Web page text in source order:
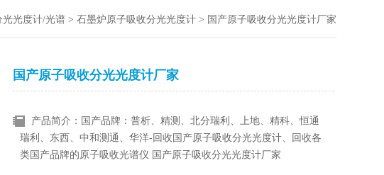
光光度计/光谱> 石墨炉原子吸收分光光度计> 国产原子吸收分光光度计厂家
国产原子吸收分光光度计厂家
产品简介：国产品牌：普析、精测、北分瑞利、上地、精科、恒通
瑞利、东西、中和测通、华洋-回收国产原子吸收分光光度计、回收各
类国产品牌的原子吸收光谱仪 国产原子吸收分光光度计厂家